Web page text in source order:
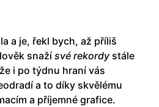
a je, řekl bych, až příliš
snažísvé rekordy stále
i po týdnu hraní vás
a to díky skvělému
a příjemné grafice.